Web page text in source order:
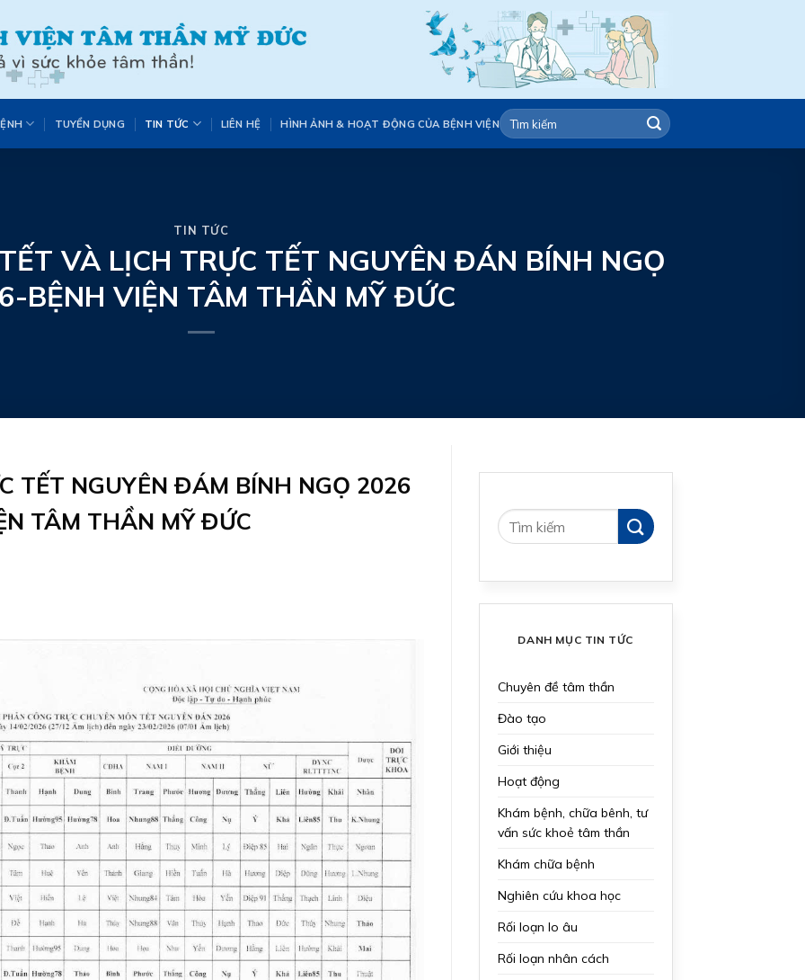
TUYỂN DỤNG TIN TỨC LIÊN HỆ HÌNH ẢNH & HOẠT ĐỘNG CỦA BỆNH VIỆN
TIN TỨC
VÀ LỊCH TRỰC TẾT NGUYÊN ĐÁN BÍNH NGỌ
BỆNH VIỆN TÂM THẦN MỸ ĐỨC
TẾT NGUYÊN ĐÁM BÍNH NGỌ 2026
TÂM THẦN MỸ ĐỨC
DANH MỤC TIN TỨC
Chuyên đề tâm thần
Đào tạo
Giới thiệu
Hoạt động
Khám bệnh, chữa bênh, tư
vấn sức khoẻ tâm thần
Khám chữa bệnh
Nghiên cứu khoa học
Rối loạn lo âu
Rối loạn nhân cách